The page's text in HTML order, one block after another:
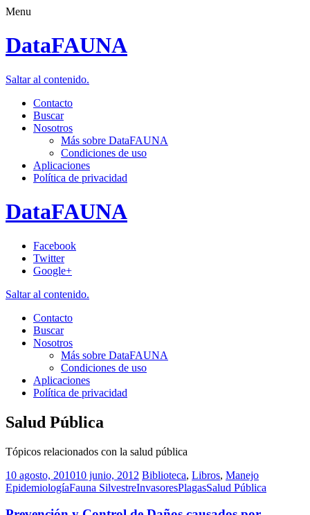
Menu
DataFAUNA
Saltar al contenido.
Contacto
Buscar
Nosotros
Más sobre DataFAUNA
Condiciones de uso
Aplicaciones
Política de privacidad
DataFAUNA
Facebook
Twitter
Google+
Saltar al contenido.
Contacto
Buscar
Nosotros
Más sobre DataFAUNA
Condiciones de uso
Aplicaciones
Política de privacidad
Salud Pública
Tópicos relacionados con la salud pública
10 agosto, 201010 junio, 2012 Biblioteca, Libros, Manejo
EpidemiologíaFauna SilvestreInvasoresPlagasSalud Pública